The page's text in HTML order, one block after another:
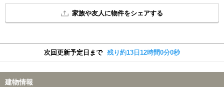
家族や友人に物件をシェアする
次回更新予定日まで 残り約13日11時間59分59秒
建物情報